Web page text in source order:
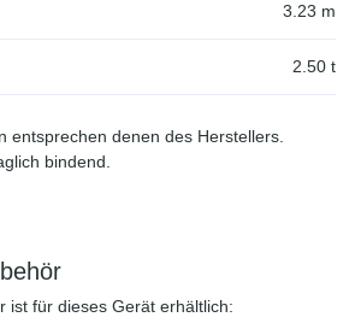
3.23 m
2.50 t
entsprechen denen des Herstellers.
bindend.
ist für dieses Gerät erhältlich: